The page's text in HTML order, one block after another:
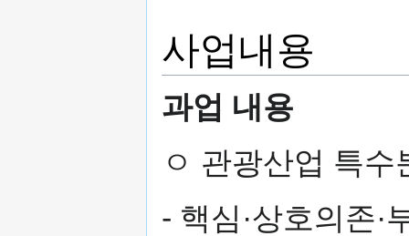
사업내용
과업 내용
ㅇ 관광산업 특
- 핵심·상호의존·